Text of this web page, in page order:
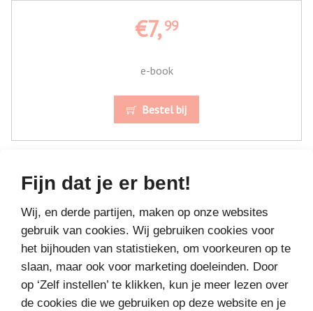
Fijn dat je er bent!
Wij, en derde partijen, maken op onze websites
gebruik van cookies. Wij gebruiken cookies voor
het bijhouden van statistieken, om voorkeuren op te
slaan, maar ook voor marketing doeleinden. Door
op ‘Zelf instellen’ te klikken, kun je meer lezen over
de cookies die we gebruiken op deze website en je
€7,99
e-book
Bestel bij
MEER BOEKEN VAN
VAKANTIELEZEN